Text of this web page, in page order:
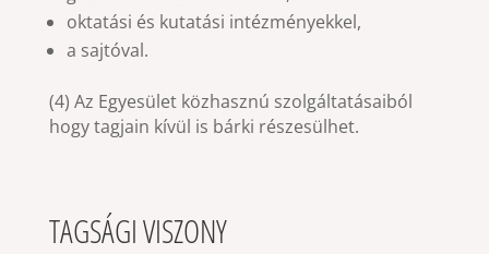
oktatási és kutatási intézményekkel,
a sajtóval.
(4) Az Egyesület közhasznú szolgáltatásaiból
hogy tagjain kívül is bárki részesülhet.
TAGSÁGI VISZONY